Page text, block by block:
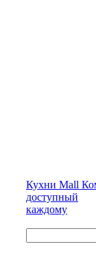
Кухни Mall
доступный
каждому